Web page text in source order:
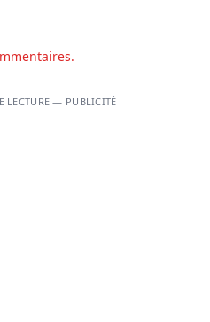
LECTURE — PUBLICITÉ